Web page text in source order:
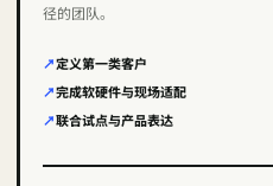
径的团队。
定义第一类客户
完成软硬件与现场适配
联合试点与产品表达